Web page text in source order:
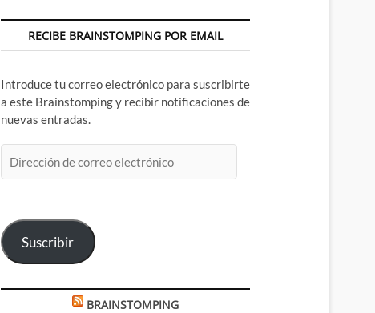
RECIBE BRAINSTOMPING POR EMAIL
Introduce tu correo electrónico para suscribirte
a este Brainstomping y recibir notificaciones de
nuevas entradas.
de
Suscribir
BRAINSTOMPING